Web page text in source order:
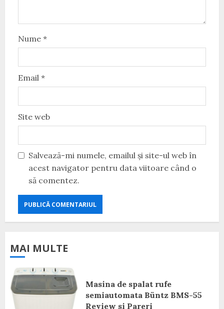
Nume *
Email *
Site web
Salvează-mi numele, emailul și site-ul web în
acest navigator pentru data viitoare când o
să comentez.
MAI MULTE
Masina de spalat rufe
semiautomata Büntz BMS-55
Review si Pareri